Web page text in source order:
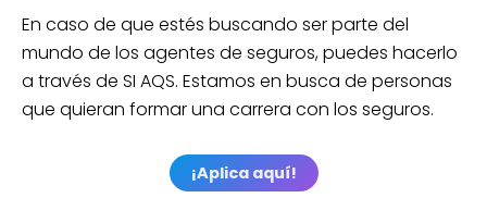
En caso de que estés buscando ser parte del
mundo de los agentes de seguros, puedes hacerlo
a través de SI AQS. Estamos en busca de personas
que quieran formar una carrera con los seguros.
¡Aplica aquí!